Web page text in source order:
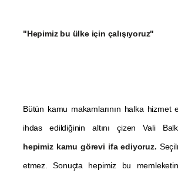
"Hepimiz bu ülke için çalışıyoruz"
Bütün kamu makamlarının halka hizmet
ihdas edildiğinin altını çizen Vali
hepimiz kamu görevi ifa ediyoruz.
etmez. Sonuçta hepimiz bu